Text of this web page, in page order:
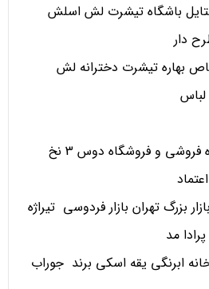
باشگاه تیشرت لش اسلش
دار
بهاره تیشرت دخترانه لش
مزون و تک فروشی عمده فروشی و فروشگاه دوس 3 نخ
بزرگ تهران بازار فردوسی تیراژه
مد
ابرنگی یقه اسکی برند جوراب